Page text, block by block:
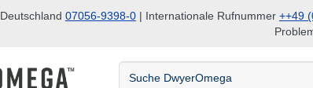
Deutschland 07056-9398-0 | Internationale Rufnummer ++49
Suche
DwyerOmega